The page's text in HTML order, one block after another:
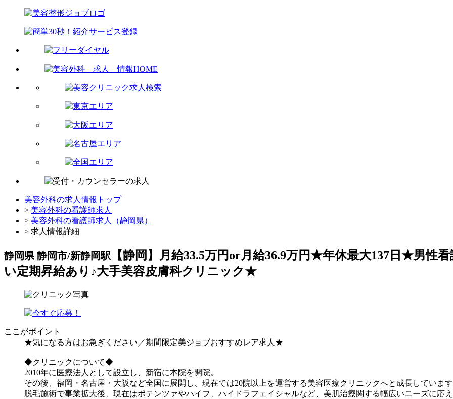
美容外科の求人情報トップ
> 美容外科の看護師求人
> 美容外科の看護師求人（静岡県）
> 求人情報詳細
静岡県 静岡市/新静岡駅
【静岡】月給33.5万円or月給36.9万円★年休最大137日★男
い定期昇給あり♪大手美容皮膚科クリニック★
ここがポイント
★気になる方はお急ぎください／期間限定美ジョブおすすめレア求人★
◆クリニックについて◆
2010年に医療法人として設立し、新宿に本院を開院。
その後、福岡・名古屋・大阪など全国に展開し、現在では20院以上を運営する美容医療クリニックへと成長していま
脱毛施術で事業拡大後、現在はポテンツァやハイフ、ハイドラフェイシャルなど、美肌治療関する幅広いニーズに応